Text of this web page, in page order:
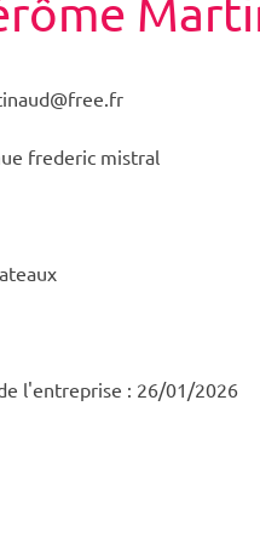
frederic mistral
l'entreprise : 26/01/2026